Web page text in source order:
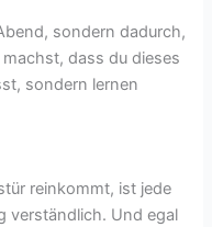
sondern dadurch,
dass du dieses
sondern lernen
reinkommt, ist jede
verständlich. Und egal